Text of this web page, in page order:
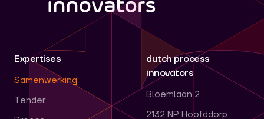
Expertises
Samenwerking
Tender
dutch process
innovators
Bloemlaan 2
2132 NP Hoofddorp